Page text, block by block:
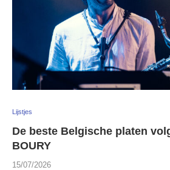
Lijstjes
De beste Belgische platen
BOURY
15/07/2026